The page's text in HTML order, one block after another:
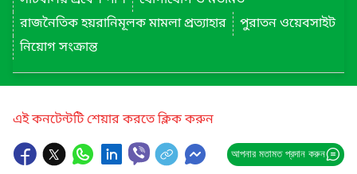
রাজনৈতিক হয়রানিমূলক মামলা প্রত্যাহার
পুরাতন ওয়েবসাইট
নিয়োগ সংক্রান্ত
এই কনটেন্টটি শেয়ার করতে ক্লিক করুন
আপনার মতামত প্রদান করুন